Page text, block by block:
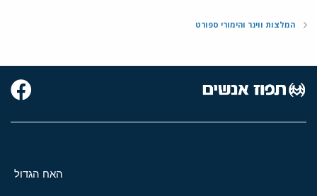
המלצות ווינר והימורי ספורט
האח הגדול